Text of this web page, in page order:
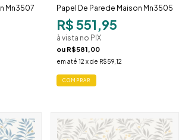
Mn3507 Papel De Parede Maison Mn3505
R$ 551,95
à vista no PIX
ou R$581,00
em até 12 x de R$59,12